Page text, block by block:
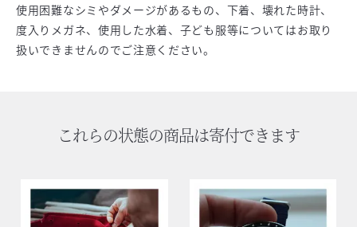
使用困難なシミやダメージがあるもの、下着、壊れた時計、
度入りメガネ、使用した水着、子ども服等についてはお取り
扱いできませんのでご注意ください。
これらの状態の商品は寄付できます